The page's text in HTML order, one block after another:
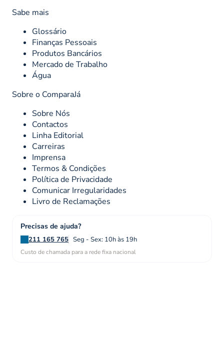
Sabe mais
Glossário
Finanças Pessoais
Produtos Bancários
Mercado de Trabalho
Água
Sobre o ComparaJá
Sobre Nós
Contactos
Linha Editorial
Carreiras
Imprensa
Termos & Condições
Política de Privacidade
Comunicar Irregularidades
Livro de Reclamações
Precisas de ajuda?
211 165 765 Seg - Sex: 10h às 19h
Custo de chamada para a rede fixa nacional